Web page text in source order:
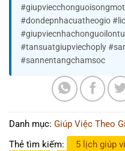
#dondepnhacuatheogio
#tansuatgiupviechoply
#sannentangchamsoc
Danh mục: Giúp Việc Theo
Thẻ tìm kiếm:
5 lịch giúp